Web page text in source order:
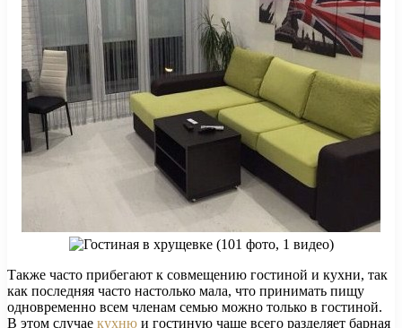
Также часто прибегают к совмещению гостиной и кухни, так
как последняя часто настолько мала, что принимать пищу
одновременно всем членам семью можно только в гостиной.
В этом случае кухню и гостиную чаще всего разделяет барная